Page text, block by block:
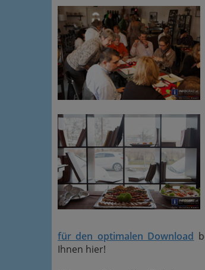
für den optimalen Download
Ihnen hier!